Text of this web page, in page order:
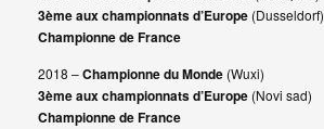
3ème aux championnats d’Europe (Dusseldorf)
Championne de France
2018 –Championne du Monde (Wuxi)
3ème aux championnats d’Europe (Novi sad)
Championne de France